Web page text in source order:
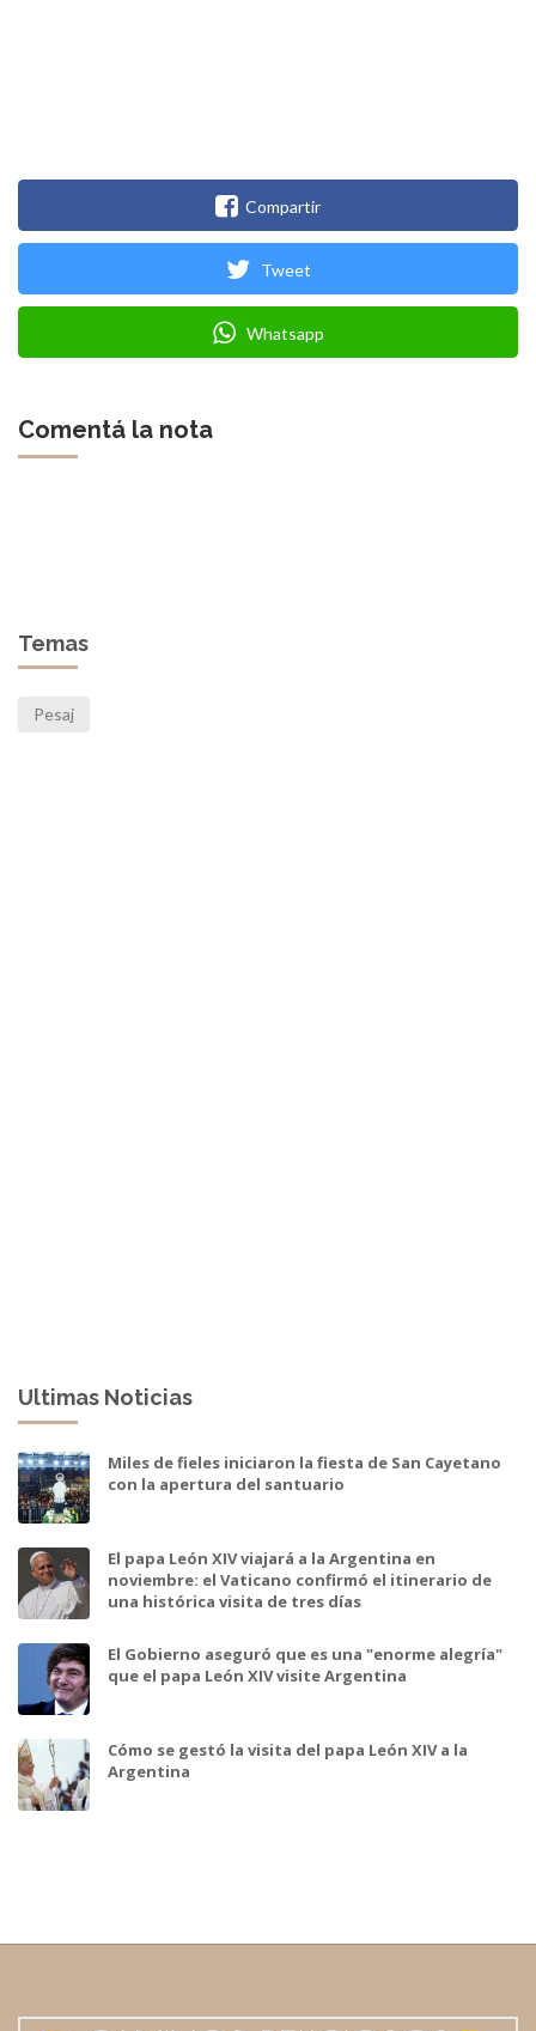
Compartir
Tweet
Whatsapp
Comentá la nota
Temas
Pesaj
Ultimas Noticias
Miles de fieles iniciaron la fiesta de San Cayetano
con la apertura del santuario
El papa León XIV viajará a la Argentina en
noviembre: el Vaticano confirmó el itinerario de
una histórica visita de tres días
El Gobierno aseguró que es una "enorme alegría"
que el papa León XIV visite Argentina
Cómo se gestó la visita del papa León XIV a la
Argentina